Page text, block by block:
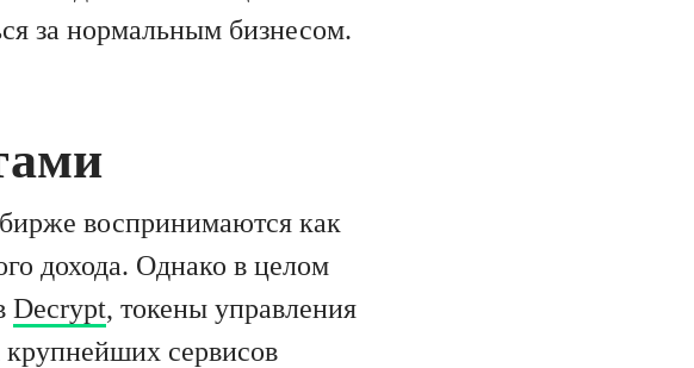
за нормальным бизнесом.
воспринимаются как
дохода. Однако в целом
Decrypt, токены управления
крупнейших сервисов